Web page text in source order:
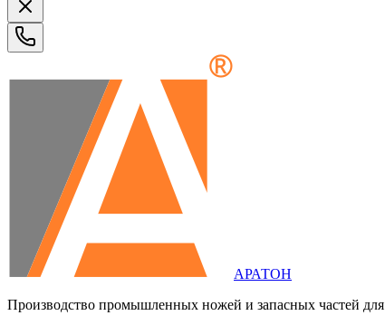
АРАТОН
Производство промышленных ножей и запасных частей